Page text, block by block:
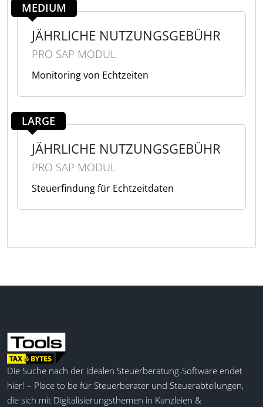
MEDIUM
JÄHRLICHE NUTZUNGSGEBÜHR
PRO SAP MODUL
Monitoring von Echtzeiten
LARGE
JÄHRLICHE NUTZUNGSGEBÜHR
PRO SAP MODUL
Steuerfindung für Echtzeitdaten
Die Suche nach der idealen Steuerberatung-Software endet
hier! – Place to be für Steuerberater und Steuerabteilungen,
die sich mit Digitalisierungsthemen in Kanzleien &